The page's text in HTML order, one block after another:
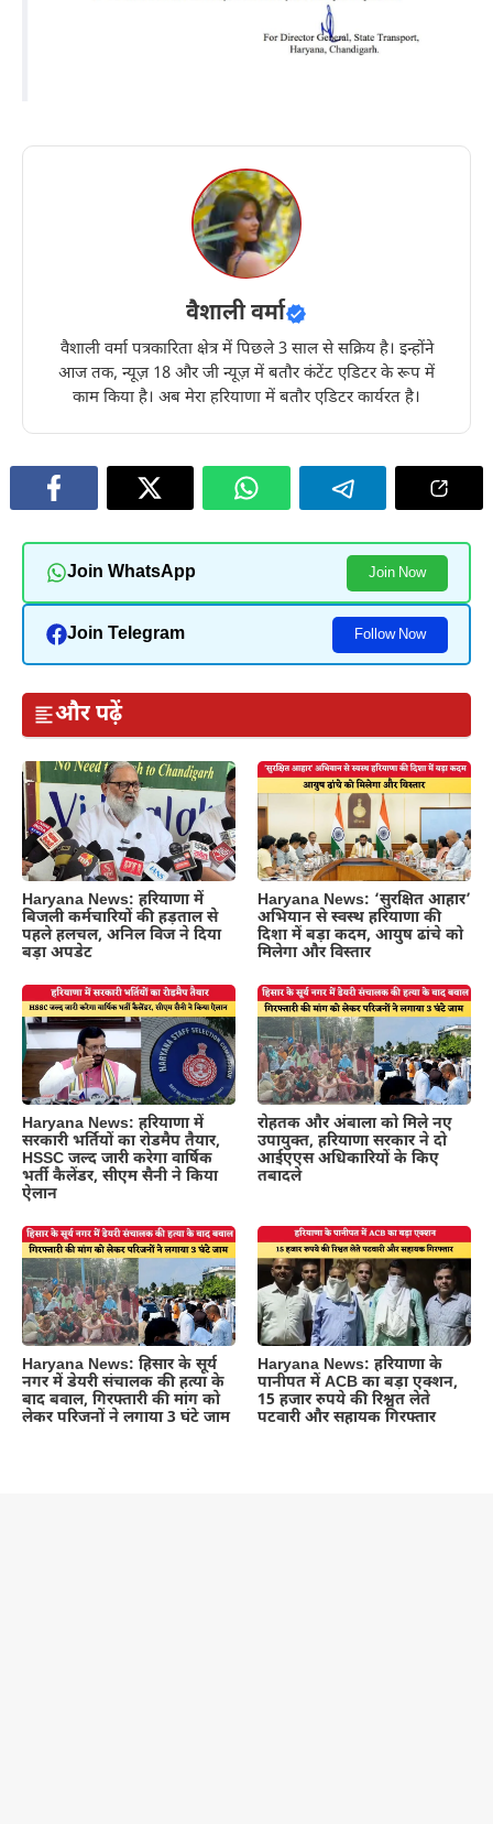
वैशाली वर्मा
वैशाली वर्मा पत्रकारिता क्षेत्र में पिछले 3 साल से सक्रिय है। इन्होंने
आज तक, न्यूज़ 18 और जी न्यूज़ में बतौर कंटेंट एडिटर के रूप में
काम किया है। अब मेरा हरियाणा में बतौर एडिटर कार्यरत है।
Join WhatsApp Join Now
Join Telegram Follow Now
और पढ़ें
Haryana News: हरियाणा में
बिजली कर्मचारियों की हड़ताल से
पहले हलचल, अनिल विज ने दिया
बड़ा अपडेट
Haryana News: ‘सुरक्षित आहार’
अभियान से स्वस्थ हरियाणा की
दिशा में बड़ा कदम, आयुष ढांचे को
मिलेगा और विस्तार
Haryana News: हरियाणा में
सरकारी भर्तियों का रोडमैप तैयार,
HSSC जल्द जारी करेगा वार्षिक
भर्ती कैलेंडर, सीएम सैनी ने किया
ऐलान
रोहतक और अंबाला को मिले नए
उपायुक्त, हरियाणा सरकार ने दो
आईएएस अधिकारियों के किए
तबादले
Haryana News: हिसार के सूर्य
नगर में डेयरी संचालक की हत्या के
बाद बवाल, गिरफ्तारी की मांग को
लेकर परिजनों ने लगाया 3 घंटे जाम
Haryana News: हरियाणा के
पानीपत में ACB का बड़ा एक्शन,
15 हजार रुपये की रिश्वत लेते
पटवारी और सहायक गिरफ्तार